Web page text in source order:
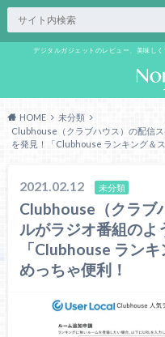
デジタルガジェットのレビュー、美味し
HOME
未分類
Clubhouse（クラブハウス）の配信
を発見！「Clubhouse ランキング＆
2021.02.12 未分類
Clubhouse（クラブ
ルがラジオ番組のよ
「Clubhouse ラン
めっちゃ便利！